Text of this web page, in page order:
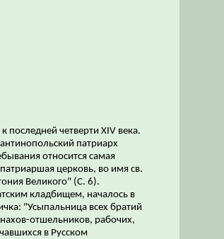
последней четверти XIV века.
патриарх
относится самая
церковь, во имя св.
Великого" (С. 6).
кладбищем, началось в
"Усыпальница всех братий
отшельников, рабочих,
в Русском